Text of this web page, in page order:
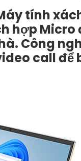
tính
hợp
Công
call